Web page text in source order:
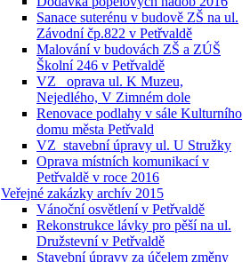
Sanace suterénu v budově ZŠ na ul.
Závodní čp.822 v Petřvaldě
Malování v budovách ZŠ a ZÚŠ
Školní 246 v Petřvaldě
VZ_ oprava ul. K Muzeu,
Nejedlého, V Zimném dole
Renovace podlahy v sále Kulturního
domu města Petřvald
VZ_stavební úpravy ul. U Stružky
Oprava místních komunikací v
Petřvaldě v roce 2016
Veřejné zakázky archív 2015
Vánoční osvětlení v Petřvaldě
Rekonstrukce lávky pro pěší na ul.
Družstevní v Petřvaldě
Stavební úpravy za účelem změny